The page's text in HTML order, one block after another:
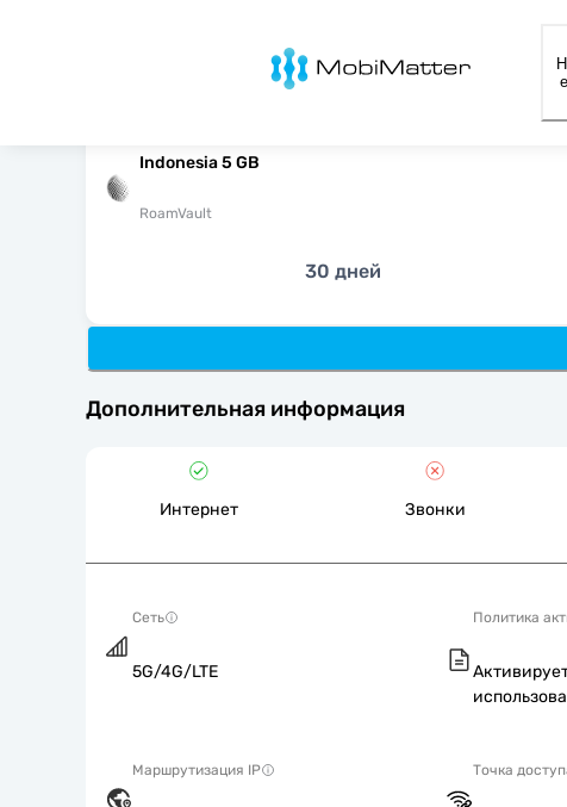
MobiMatter
Indonesia 5 GB
RoamVault
30 дней
Дополнительная информация
Интернет Звонки
Сеть
5G/4G/LTE
Политика
Маршрутизация IP Точка